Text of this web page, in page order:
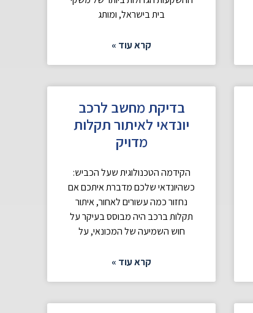
בית בישראל, ומותג
קרא עוד »
בדיקת מחשב לרכב
יונדאי לאיתור תקלות
מדויק
הקידמה הטכנולוגית שעל הכביש:
כשהיונדאי שלכם מדברת איתכם אם
נחזור כמה עשורים לאחור, איתור
תקלות ברכב היה מבוסס בעיקר על
חוש השמיעה של המכונאי, על
קרא עוד »